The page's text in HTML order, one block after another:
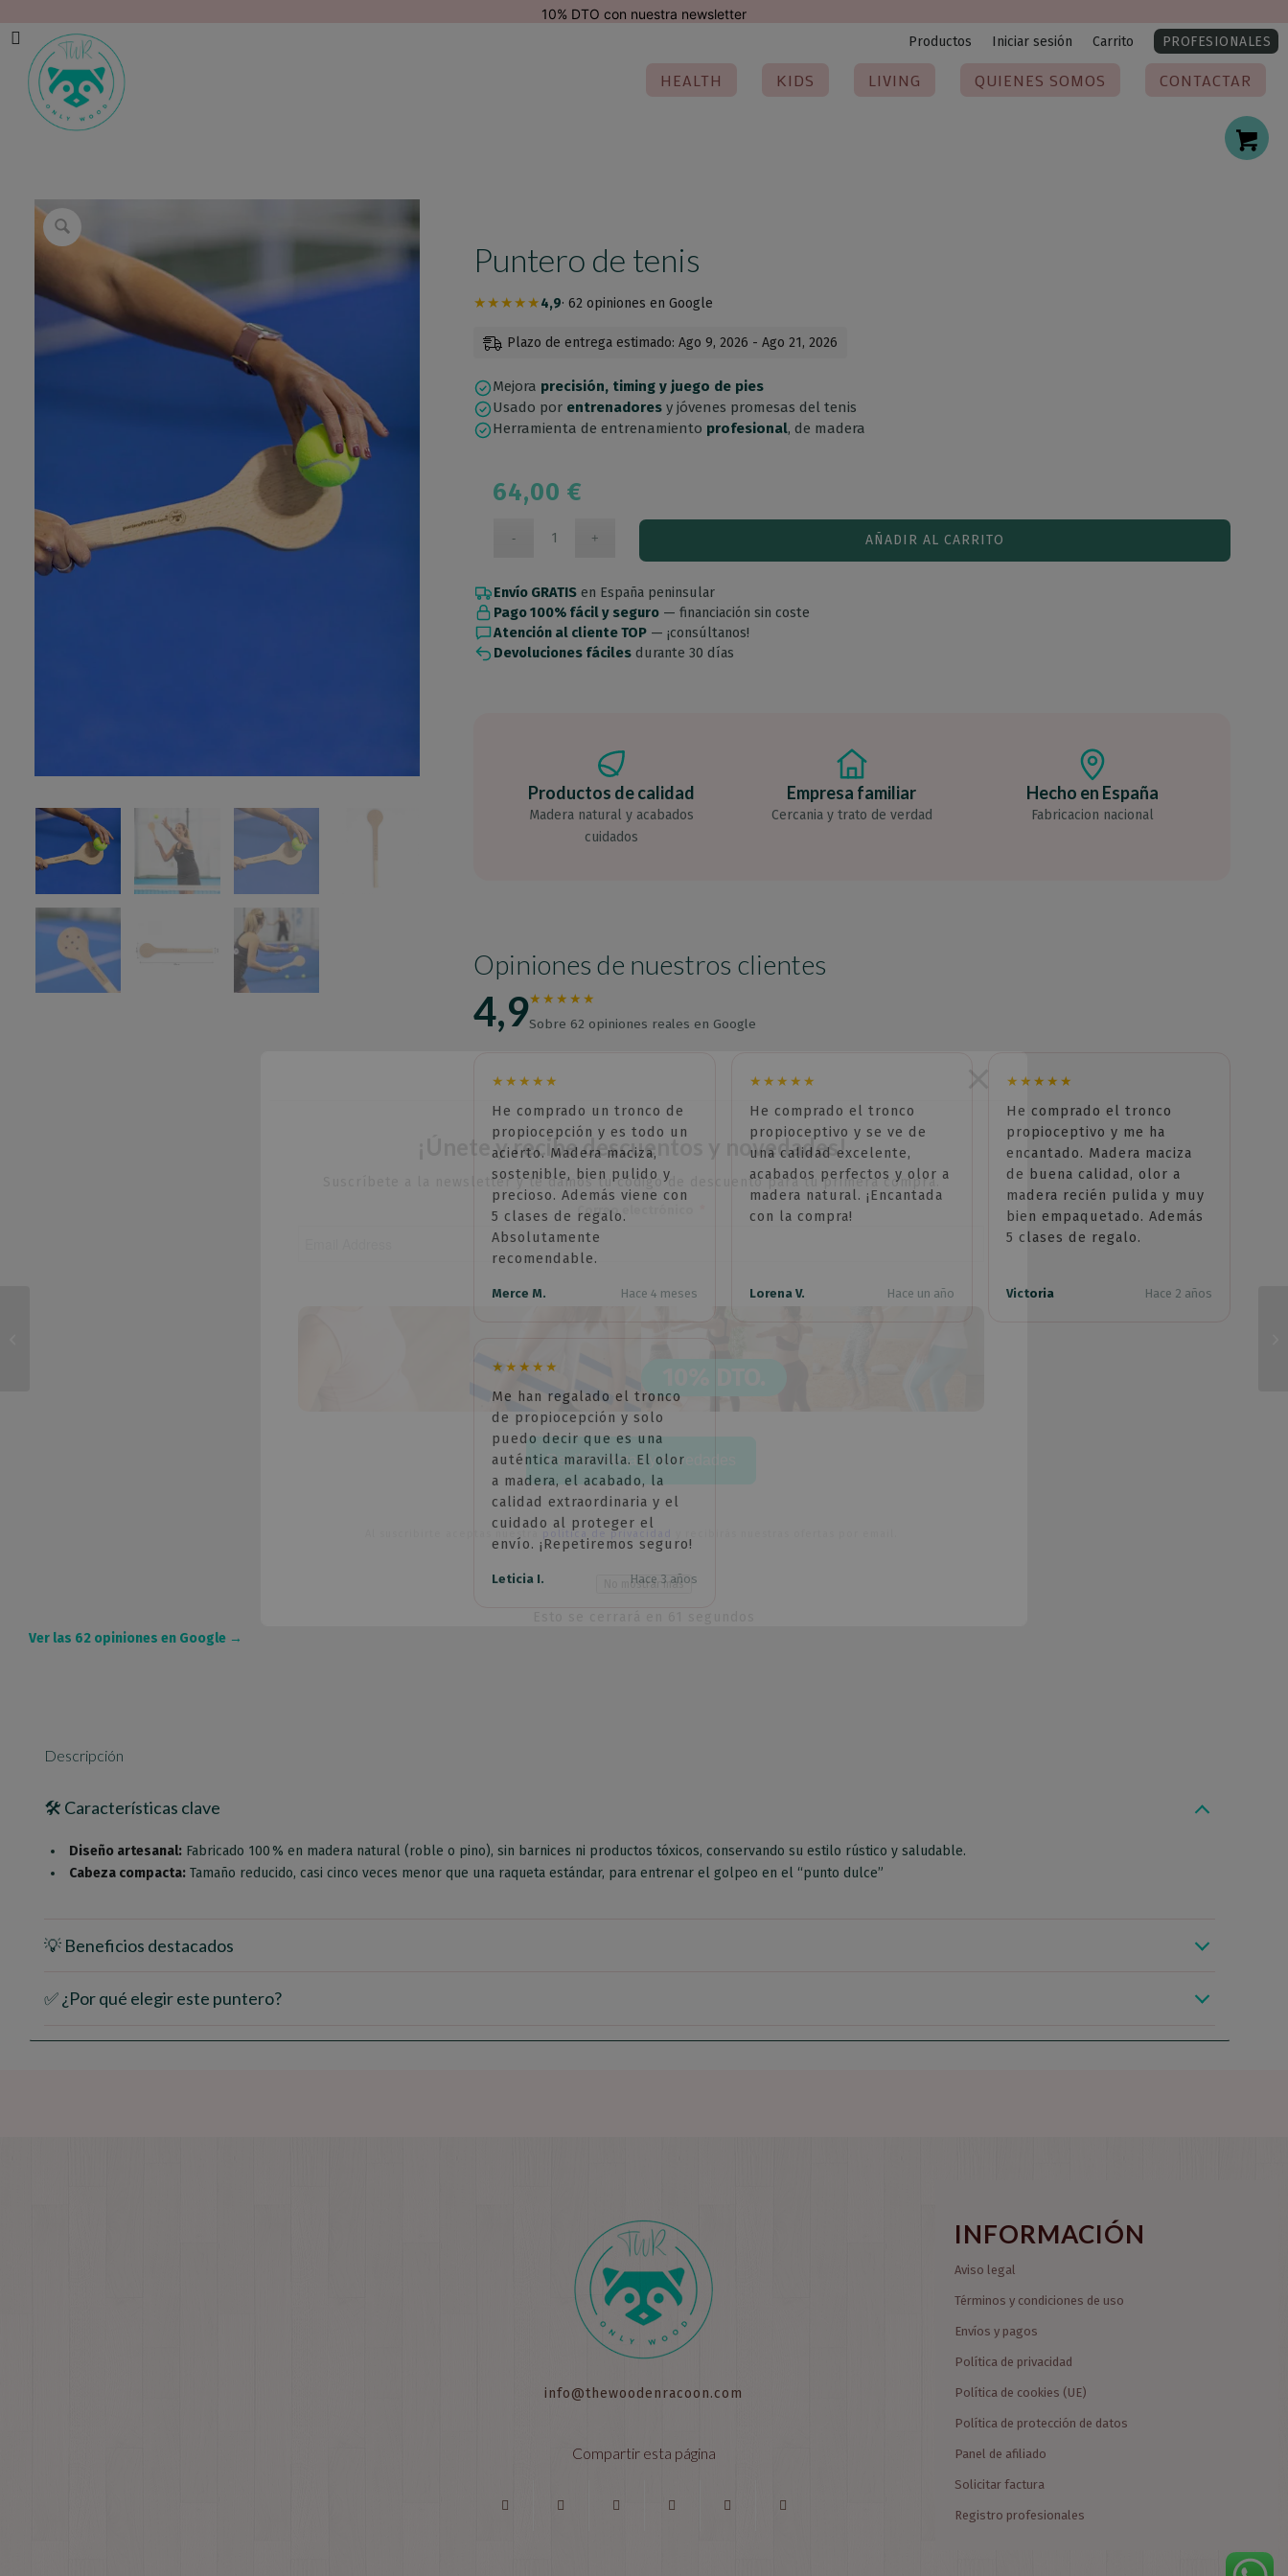
10% DTO con nuestra newsletter
Productos
Iniciar sesión Carrito PROFESIONALES
HEALTH KIDS LIVING QUIENES SOMOS CONTACTAR
Puntero de tenis
★★★★★4,9· 62 opiniones en Google
Plazo de entrega estimado: Ago 9, 2026 - Ago 21, 2026
Mejora precisión, timing y juego de pies
Usado por entrenadoresy jóvenes promesas del tenis
Herramienta de entrenamiento profesional, de madera
64,00 €
AÑADIR AL CARRITO
Envío GRATISen España peninsular
Pago 100% fácil y seguro— financiación sin coste
Atención al cliente TOP— ¡consúltanos!
Devoluciones fácilesdurante 30 días
Productos de calidad
Madera natural y acabados
cuidados
Empresa familiar
Cercania y trato de verdad
Hecho en España
Fabricacion nacional
Opiniones de nuestros clientes
4,9★★★★★
Sobre 62 opiniones reales en Google
★★★★★
He comprado un tronco de
propiocepción y es todo un
acierto. Madera maciza,
sostenible, bien pulido y
precioso. Además viene con
5 clases de regalo.
Absolutamente
recomendable.
Merce M. Hace 4 meses
★★★★★
He comprado el tronco
propioceptivo y se ve de
una calidad excelente,
acabados perfectos y olor a
madera natural. ¡Encantada
con la compra!
Lorena V. Hace un año
★★★★★
He comprado el tronco
propioceptivo y me ha
encantado. Madera maciza
de buena calidad, olor a
madera recién pulida y muy
bien empaquetado. Además
5 clases de regalo.
Victoria Hace 2 años
★★★★★
Me han regalado el tronco
de propiocepción y solo
puedo decir que es una
auténtica maravilla. El olor
a madera, el acabado, la
calidad extraordinaria y el
cuidado al proteger el
envío. ¡Repetiremos seguro!
Leticia I. Hace 3 años
Ver las 62 opiniones en Google →
Descripción
🛠️ Características clave
Diseño artesanal: Fabricado 100 % en madera natural (roble o pino), sin barnices ni productos tóxicos, conservando su estilo rústico y saludable.
Cabeza compacta: Tamaño reducido, casi cinco veces menor que una raqueta estándar, para entrenar el golpeo en el “punto dulce”
💡 Beneficios destacados
✅ ¿Por qué elegir este puntero?
info@thewoodenracoon.com
Compartir esta página
INFORMACIÓN
Aviso legal
Términos y condiciones de uso
Envíos y pagos
Política de privacidad
Política de cookies (UE)
Política de protección de datos
Panel de afiliado
Solicitar factura
Registro profesionales
modal-check
¡Únete y recibe descuentos y novedades!
Suscríbete a la newsletter y te damos tu código de descuento para tu primera compra.
Correo electrónico
Recibir ofertas y novedades
política de privacidad
No mostrar más